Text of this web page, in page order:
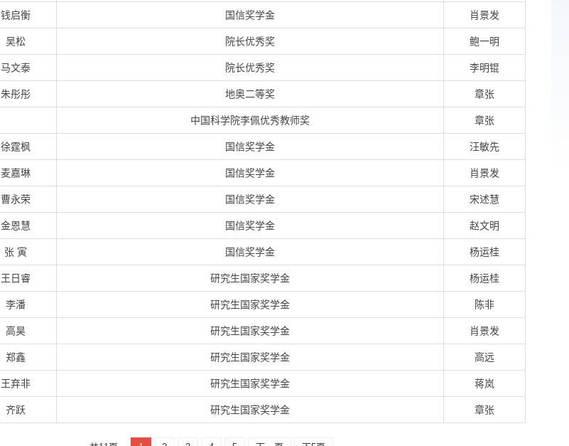
钱启衡 国信奖学金 肖景发
吴松 院长优秀奖 鲍一明
马文泰 院长优秀奖 李明锟
朱彤彤 地奥二等奖 章张
中国科学院李佩优秀教师奖 章张
徐霆枫 国信奖学金 汪敏先
麦嘉琳 国信奖学金 肖景发
曹永荣 国信奖学金 宋述慧
金恩慧 国信奖学金 赵文明
张 寅 国信奖学金 杨运桂
王日睿 研究生国家奖学金 杨运桂
李潘 研究生国家奖学金 陈非
高昊 研究生国家奖学金 肖景发
郑鑫 研究生国家奖学金 高远
王弃非 研究生国家奖学金 蒋岚
齐跃 研究生国家奖学金 章张